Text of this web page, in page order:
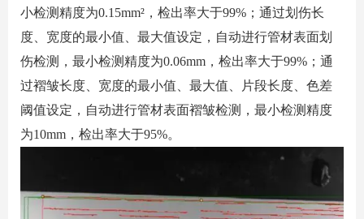
小检测精度为0.15mm²，检出率大于99% ；通过划伤长
度、宽度的最小值、最大值设定，自动进行管材表面划
伤检测，最小检测精度为0.06mm ，检出率大于99% ；通
过褶皱长度、宽度的最小值、最大值、片段长度、色差
阈值设定，自动进行管材表面褶皱检测，最小检测精度
为10mm ，检出率大于95%。